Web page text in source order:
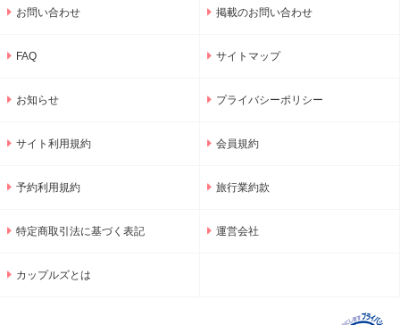
お問い合わせ 掲載のお問い合わせ
FAQ サイトマップ
お知らせ プライバシーポリシー
サイト利用規約 会員規約
予約利用規約 旅行業約款
特定商取引法に基づく表記 運営会社
カップルズとは